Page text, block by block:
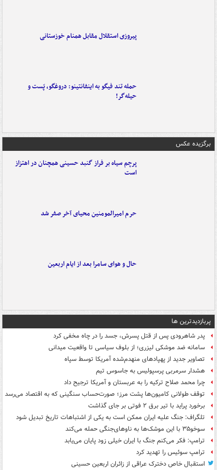
پیروزی استقلال مقابل همنام خوزستانی
حمله تند فیگو به اینفانتینو: دروغگو، پَست‌ و
حیله‌گر!
برگزیده عکس
پرچم سیاه بر فراز گنبد حسینی همچنان در اهتزاز
است
حرم امیرالمومنین محیای آخر صفر شد
حال و هوای سامرا بعد از ایام اربعین
پربازدیدترین ها
پدر شاهرودی پس از قتل پسرش، جسد را در چاه مخفی کرد
سامانه ضد موشکی لیزری؛ از بلوف سیاسی تا واقعیت میدانی
تصاویر جدید از پهپادهای منهدم‌شده آمریکا توسط سپاه
هشدار سرمربی پرسپولیس به جاسوس تیم
چرا محمد صلاح ترکیه را به عربستان و آمریکا ترجیح داد
توقف طولانی کامیون‌ها پشت مرز؛ صورت‌حساب سنگینی که به اقتصاد می‌رسد
برخورد پراید با تیر برق ۲ فوتی بر جای گذاشت
تلگراف: جنگ علیه ایران ممکن است به یکی از اشتباهات تاریخ تبدیل شود
سوخو۳۵ با این موشک‌ها به ناوهای‌جنگی حمله می‌کند
ترامپ: فکر می‌کنم جنگ با ایران خیلی زود پایان می‌یابد
ترامپ سوئیس را تهدید کرد
استقبال خاص دخترک عراقی از زائران اربعین حسینی